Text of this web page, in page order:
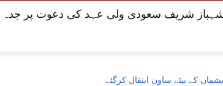
شریف سعودی ولی عہد کی دعوت پر جدہ
کے بیٹے ساون انتقال کرگئے